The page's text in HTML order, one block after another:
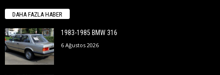
DAHA FAZLA HABER
1983-1985 BMW 316
6 Ağustos 2026